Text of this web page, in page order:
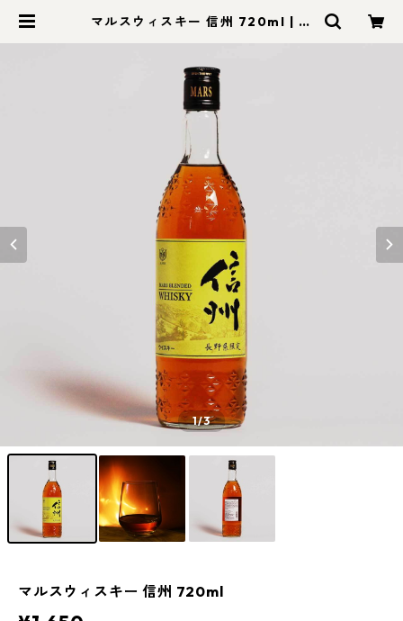
マルスウィスキー 信州 720ml | モ
1/3
マルスウィスキー 信州 720ml